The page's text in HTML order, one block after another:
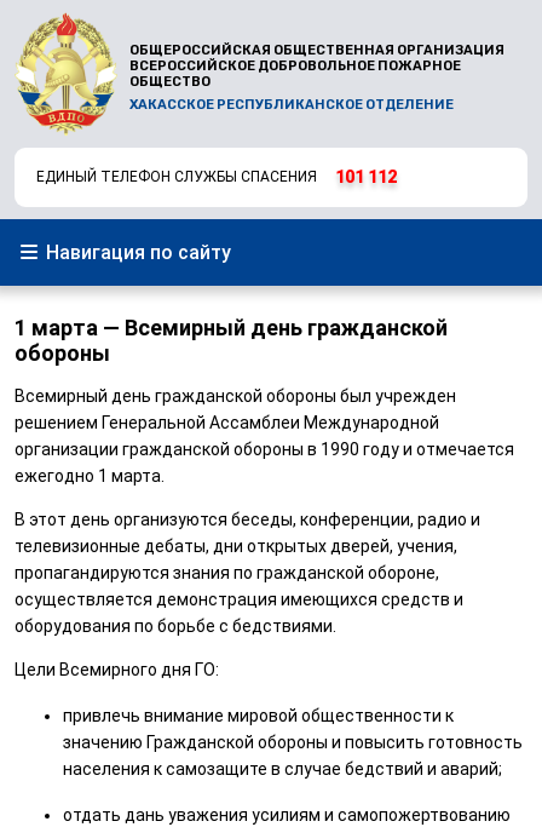
ОБЩЕРОССИЙСКАЯ ОБЩЕСТВЕННАЯ ОРГАНИЗАЦИЯ
ВСЕРОССИЙСКОЕ ДОБРОВОЛЬНОЕ ПОЖАРНОЕ
ОБЩЕСТВО
ХАКАССКОЕ РЕСПУБЛИКАНСКОЕ ОТДЕЛЕНИЕ
ЕДИНЫЙ ТЕЛЕФОН СЛУЖБЫ СПАСЕНИЯ 101 112
Навигация по сайту
1 марта — Всемирный день гражданской
обороны
Всемирный день гражданской обороны был учрежден
решением Генеральной Ассамблеи Международной
организации гражданской обороны в 1990 году и отмечается
ежегодно 1 марта.
В этот день организуются беседы, конференции, радио и
телевизионные дебаты, дни открытых дверей, учения,
пропагандируются знания по гражданской обороне,
осуществляется демонстрация имеющихся средств и
оборудования по борьбе с бедствиями.
Цели Всемирного дня ГО:
привлечь внимание мировой общественности к
значению Гражданской обороны и повысить готовность
населения к самозащите в случае бедствий и аварий;
отдать дань уважения усилиям и самопожертвованию